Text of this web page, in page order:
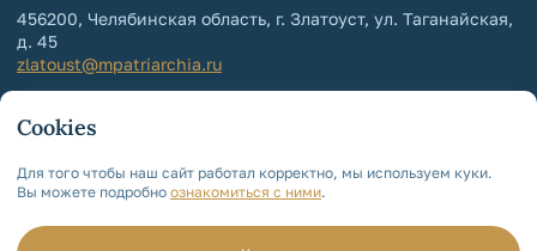
456200, Челябинская область, г. Златоуст, ул. Таганайская,
д. 45
zlatoust@mpatriarchia.ru
+7 (3513) 64-64-64
Политика обработки и защиты
персональных данных
Cookies
Для того чтобы наш сайт работал корректно, мы используем куки.
Вы можете подробно ознакомиться с ними.